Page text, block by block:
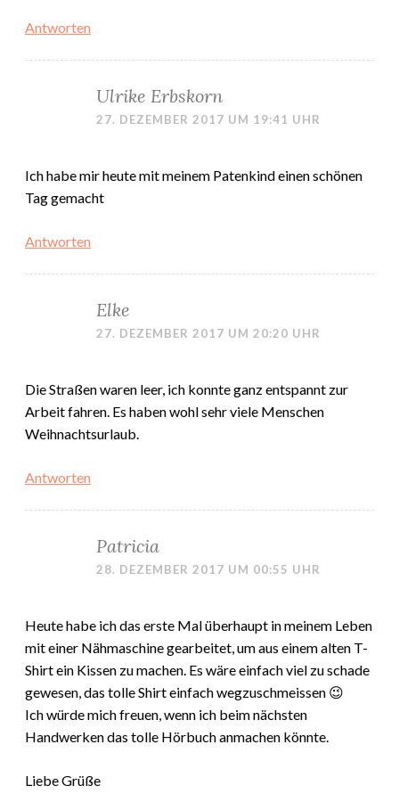
Antworten
Ulrike Erbskorn
27. DEZEMBER 2017 UM 19:41 UHR
Ich habe mir heute mit meinem Patenkind einen schönen
Tag gemacht
Antworten
Elke
27. DEZEMBER 2017 UM 20:20 UHR
Die Straßen waren leer, ich konnte ganz entspannt zur
Arbeit fahren. Es haben wohl sehr viele Menschen
Weihnachtsurlaub.
Antworten
Patricia
28. DEZEMBER 2017 UM 00:55 UHR
Heute habe ich das erste Mal überhaupt in meinem Leben
mit einer Nähmaschine gearbeitet, um aus einem alten T-
Shirt ein Kissen zu machen. Es wäre einfach viel zu schade
gewesen, das tolle Shirt einfach wegzuschmeissen 😉
Ich würde mich freuen, wenn ich beim nächsten
Handwerken das tolle Hörbuch anmachen könnte.
Liebe Grüße